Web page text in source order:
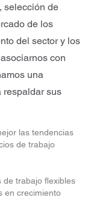
selección de
de los
del sector y los
con
una
respaldar sus
las tendencias
de trabajo
de trabajo flexibles
en crecimiento